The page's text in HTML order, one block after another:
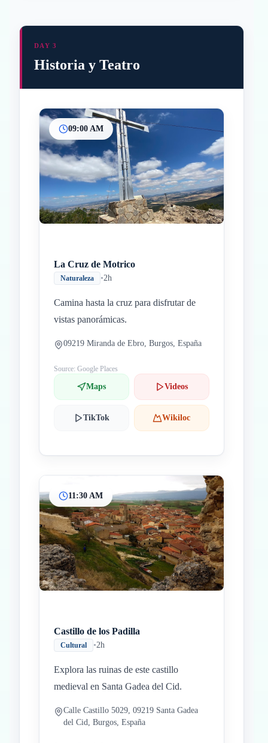
InicioParadas intermedias
Final
DAY 3
Historia y Teatro
09:00 AM
La Cruz de Motrico
Naturaleza •2h
Camina hasta la cruz para disfrutar de
vistas panorámicas.
09219 Miranda de Ebro, Burgos, España
Source: Google Places
Maps Videos
TikTok Wikiloc
11:30 AM
Castillo de los Padilla
Cultural •2h
Explora las ruinas de este castillo
medieval en Santa Gadea del Cid.
Calle Castillo 5029, 09219 Santa Gadea
del Cid, Burgos, España